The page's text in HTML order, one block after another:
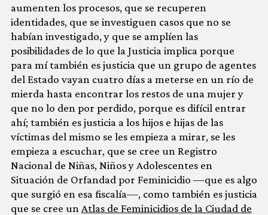
aumenten los procesos, que se recuperen
identidades, que se investiguen casos que no se
habían investigado, y que se amplíen las
posibilidades de lo que la Justicia implica porque
para mí también es justicia que un grupo de agentes
del Estado vayan cuatro días a meterse en un río de
mierda hasta encontrar los restos de una mujer y
que no lo den por perdido, porque es difícil entrar
ahí; también es justicia a los hijos e hijas de las
víctimas del mismo se les empieza a mirar, se les
empieza a escuchar, que se cree un Registro
Nacional de Niñas, Niños y Adolescentes en
Situación de Orfandad por Feminicidio —que es algo
que surgió en esa fiscalía—, como también es justicia
que se cree un Atlas de Feminicidios de la Ciudad de